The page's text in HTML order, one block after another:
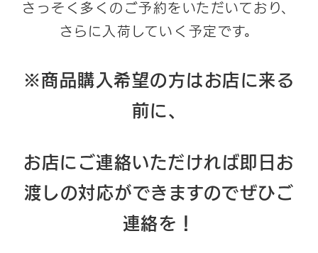
さっそく多くのご予約をいただいており、
さらに入荷していく予定です。
※商品購入希望の方はお店に来る
前に、
お店にご連絡いただければ即日お
渡しの対応ができますのでぜひご
連絡を！